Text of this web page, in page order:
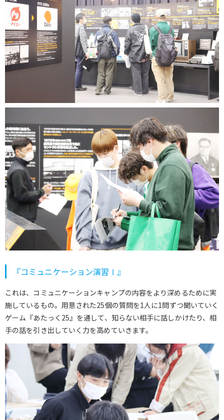
『コミュニケーション演習Ⅰ』
これは、コミュニケーションキャンプの内容をより深めるために実
施しているもの。用意された25個の質問を1人に1問ずつ聞いていく
ゲーム『あたっく25』を通して、知らない相手に話しかけたり、相
手の話を引き出していく力を高めていきます。